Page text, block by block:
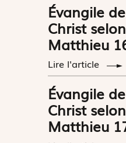
Évangile
Christ
Matthieu
Lire l'article
Évangile
Christ
Matthieu